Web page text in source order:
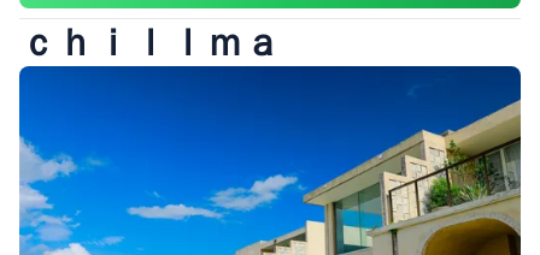
ｃｈｉｌｌｍａ